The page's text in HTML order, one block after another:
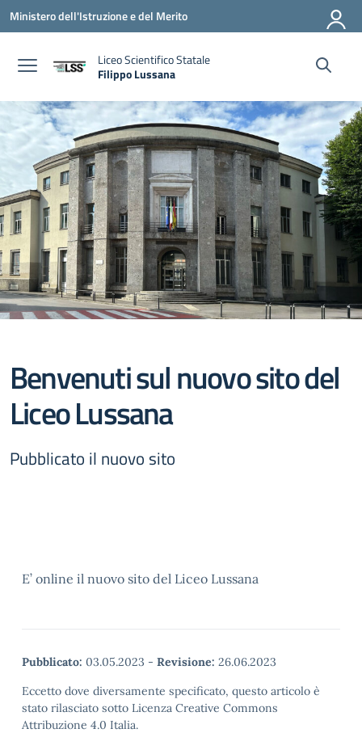
Vai ai contenuti
Vai al menu di navigazione
Vai al footer
Ministero dell'Istruzione e del Merito
Liceo Scientifico Statale
Filippo Lussana
Benvenuti sul nuovo sito del
Liceo Lussana
Pubblicato il nuovo sito
E’ online il nuovo sito del Liceo Lussana
Pubblicato: 03.05.2023 - Revisione: 26.06.2023
Eccetto dove diversamente specificato, questo articolo è
stato rilasciato sotto Licenza Creative Commons
Attribuzione 4.0 Italia.